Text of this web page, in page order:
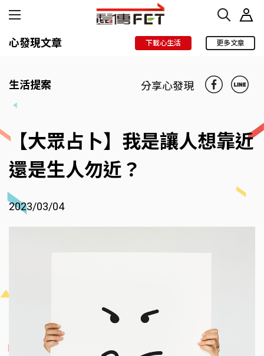
心發現文章 下載心生活 更多文章
生活提案 分享心發現
【大眾占卜】我是讓人想靠近
還是生人勿近？
2023/03/04